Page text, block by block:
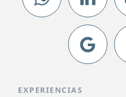
EXPERIENCIAS